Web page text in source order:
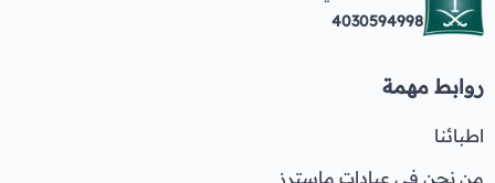
4030594998
روابط مهمة
اطبائنا
من نحن في عيادات ماسترز